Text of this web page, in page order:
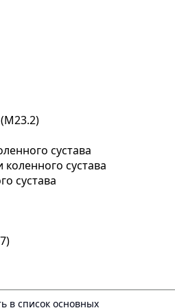
сустава
сустава
сустава
в список основных